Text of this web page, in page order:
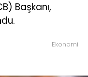
Başkanı,
Ekonomi